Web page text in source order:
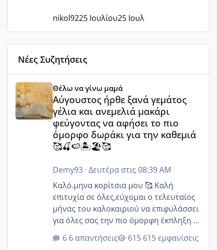
nikol9225 Ιουλίου25 Ιουλ
Νέες Συζητήσεις
Αύγουστος ήρθε ξανά γεμάτος γέλια και ανεμελιά
Θέλω να γίνω μαμά
Αύγουστος ήρθε ξανά γεμάτος
γέλια και ανεμελιά μακάρι
φεύγοντας να αφήσει το πιο
όμορφο δωράκι για την καθεμιά
🥰🍒🍉🏝️🏖️🥰
Demy93· Δευτέρα στις 08:39 AM
Καλό.μηνα κορίτσια μου 🥰 Καλή
επιτυχία σε όλες,εύχομαι ο τελευταίος
μήνας του καλοκαιριού να επιφυλάσσει
για όλες σας την πιο όμορφη έκπληξη 🧿
@Elk @Melikara86 @Παρασκευαιδου
@Zenia z @melitiniღ @Christi.D.
6 απαντήσεις 615 εμφανίσεις